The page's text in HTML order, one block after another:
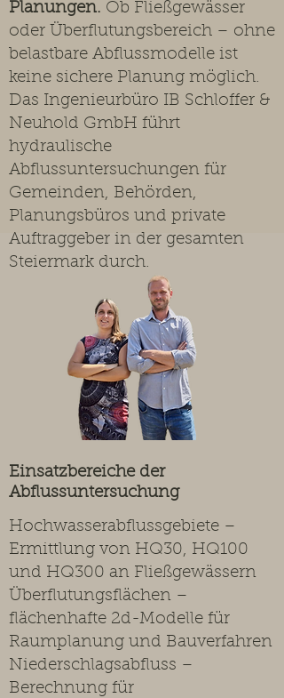
Einsatzbereiche der
Abflussuntersuchung
Hochwasserabflussgebiete –
Ermittlung von HQ30, HQ100
und HQ300 an Fließgewässern
Überflutungsflächen –
flächenhafte 2d-Modelle für
Raumplanung und Bauverfahren
Niederschlagsabfluss –
Berechnung für
Planungen. Ob Fließgewässer
oder Überflutungsbereich – ohne
belastbare Abflussmodelle ist
keine sichere Planung möglich.
Das Ingenieurbüro IB Schloffer &
Neuhold GmbH führt
hydraulische
Abflussuntersuchungen für
Gemeinden, Behörden,
Planungsbüros und private
Auftraggeber in der gesamten
Steiermark durch.